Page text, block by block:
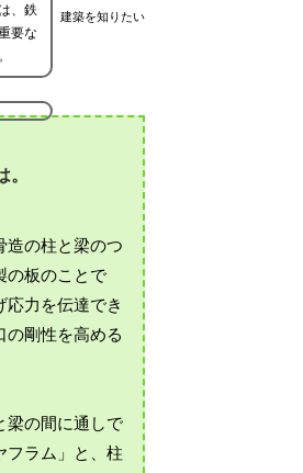
建築を知りたい
、鉄
要な
造の柱と梁のつ
の板のことで
応力を伝達でき
の剛性を高める
梁の間に通しで
フラム」と、柱